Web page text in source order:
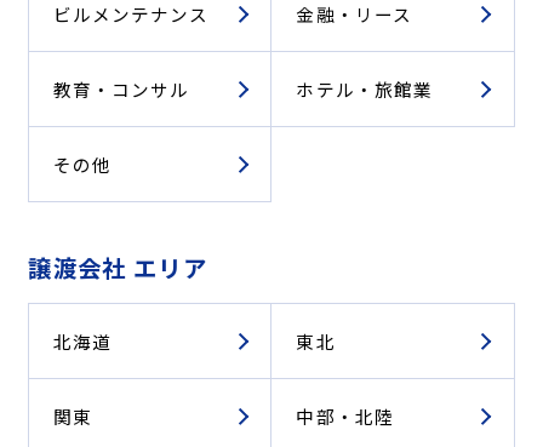
ビルメンテナンス 金融・リース
教育・コンサル ホテル・旅館業
その他
譲渡会社 エリア
北海道 東北
関東 中部・北陸